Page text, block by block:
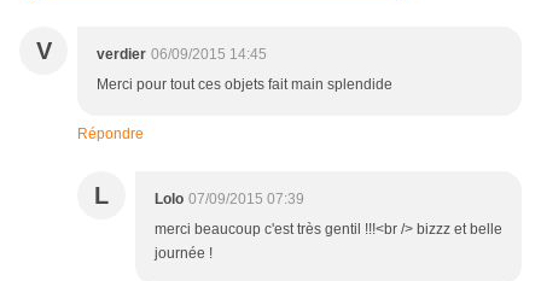
V verdier 06/09/2015 14:45
Merci pour tout ces objets fait main splendide
Répondre
L Lolo 07/09/2015 07:39
merci beaucoup c'est très gentil !!!<br /> bizzz et belle
journée !